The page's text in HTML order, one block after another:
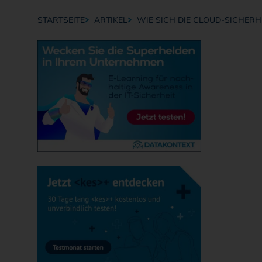
Breadcrumb-Navigation
STARTSEITE ARTIKEL WIE SICH DIE CLOUD-